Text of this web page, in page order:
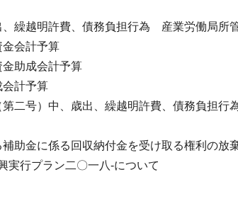
、繰越明許費、債務負担行為 産業労働局所
金会計予算
金助成会計予算
会計予算
第二号）中、歳出、繰越明許費、債務負担
助金に係る回収納付金を受け取る権利の放
実行プラン二〇一八-について